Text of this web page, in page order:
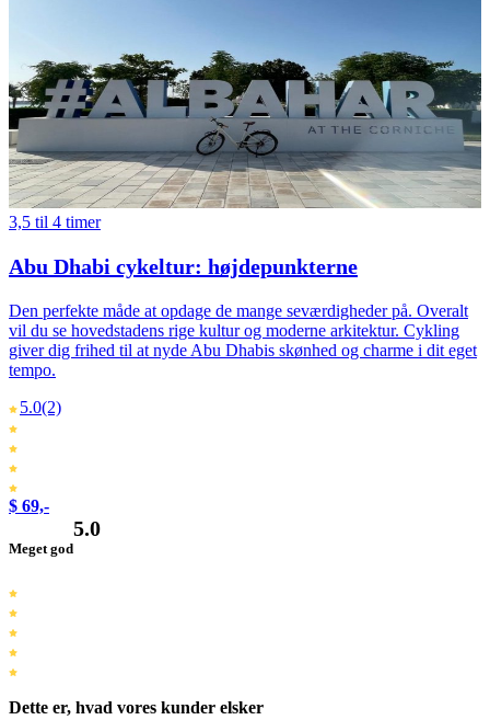
3,5 til 4 timer
Abu Dhabi cykeltur: højdepunkterne
Den perfekte måde at opdage de mange seværdigheder på. Overalt
vil du se hovedstadens rige kultur og moderne arkitektur. Cykling
giver dig frihed til at nyde Abu Dhabis skønhed og charme i dit eget
tempo.
5.0(2)
$ 69,-
Meget god
5.0
Dette er, hvad vores kunder elsker